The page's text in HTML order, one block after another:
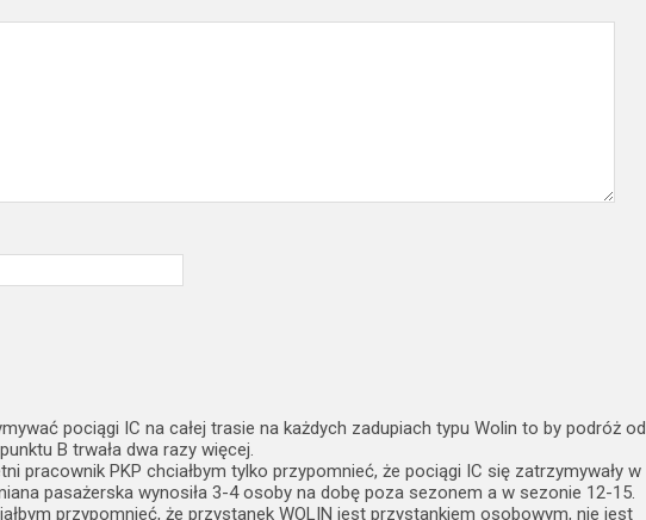
pociągi IC na całej trasie na każdych zadupiach typu Wolin to by podróż od
B trwała dwa razy więcej.
pracownik PKP chciałbym tylko przypomnieć, że pociągi IC się zatrzymywały w
pasażerska wynosiła 3-4 osoby na dobę poza sezonem a w sezonie 12-15.
przypomnieć, że przystanek WOLIN jest przystankiem osobowym, nie jest